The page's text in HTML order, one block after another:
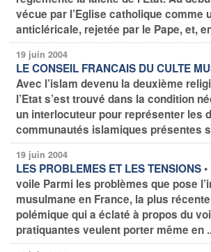
vécue par l’Eglise catholique comme
anticléricale, rejetée par le Pape, et,
19 juin 2004
LE CONSEIL FRANCAIS DU CULTE
Avec l’islam devenu la deuxième
l’Etat s’est trouvé dans la condition
un interlocuteur pour représenter les
communautés islamiques présentes
19 juin 2004
LES PROBLEMES ET LES TENSIONS
voile Parmi les problèmes que pose
musulmane en France, la plus
polémique qui a éclaté à propos du
pratiquantes veulent porter même en